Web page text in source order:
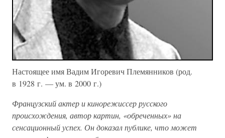
Настоящее имя Вадим Игоревич Племянников (род.
в 1928 г. — ум. в 2000 г.)
Французский актер и кинорежиссер русского
происхождения, автор картин, «обреченных» на
сенсационный успех. Он доказал публике, что может